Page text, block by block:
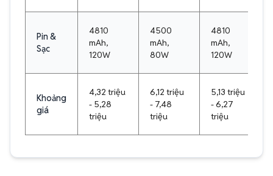
Pin &
Sạc
4810
mAh,
120W
4500
mAh,
80W
4810
mAh,
120W
Khoảng
giá
4,32 triệu
- 5,28
triệu
6,12 triệu
- 7,48
triệu
5,13 triệu
- 6,27
triệu